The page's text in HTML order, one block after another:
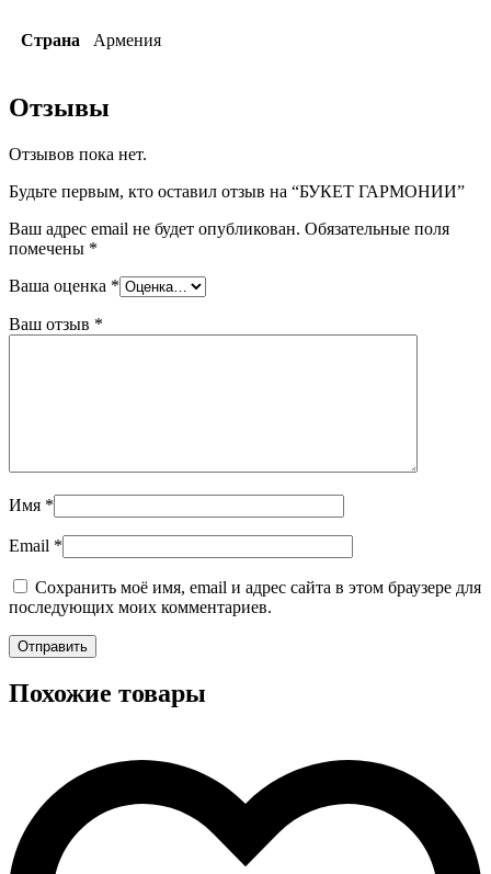
Страна Армения
Отзывы
Отзывов пока нет.
Будьте первым, кто оставил отзыв на “БУКЕТ ГАРМОНИИ”
Ваш адрес email не будет опубликован. Обязательные поля
помечены *
Ваша оценка *
Ваш отзыв *
Имя *
Email *
Сохранить моё имя, email и адрес сайта в этом браузере для
последующих моих комментариев.
Похожие товары